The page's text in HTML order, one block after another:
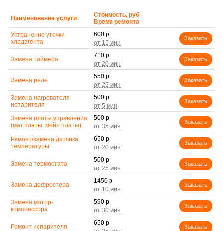
Наименование услуги
Стоимость, руб
Время ремонта
Устранение утечки
хладагента
600 р
Заказать
Замена таймера
710 р
Заказать
Замена реле
550 р
Заказать
Замена нагревателя
испарителя
500 р
Заказать
Замена платы управления
(мат.платы, мейн платы)
500 р
Заказать
Ремонт/замена датчика
температуры
650 р
Заказать
Замена термостата
500 р
Заказать
Замена дефростера
1450 р
Заказать
Замена мотор-
компрессора
590 р
Заказать
Ремонт испарителя
650 р
Заказать